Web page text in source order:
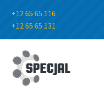
+12 65 65 116
+12 65 65 131
Przejdź
do
nawigacji
Przejdź
do
treści